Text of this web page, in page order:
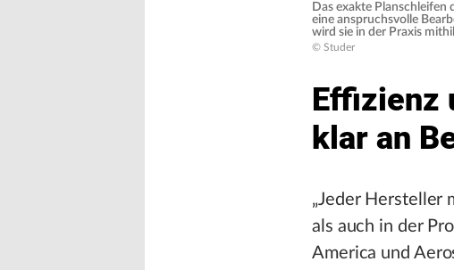
Das exakte Planschleifen
eine anspruchsvolle
wird sie in der Praxis
© Studer
Effizienz
klar an
„Jeder Hersteller
als auch in der
America und